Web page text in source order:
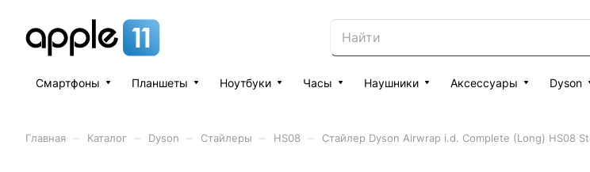
Смартфоны Планшеты Ноутбуки Часы Наушники Аксессуары Dyson
Главная Каталог Dyson Стайлеры HS08 Стайлер Dyson Airwrap i.d. Complete (Long) HS08